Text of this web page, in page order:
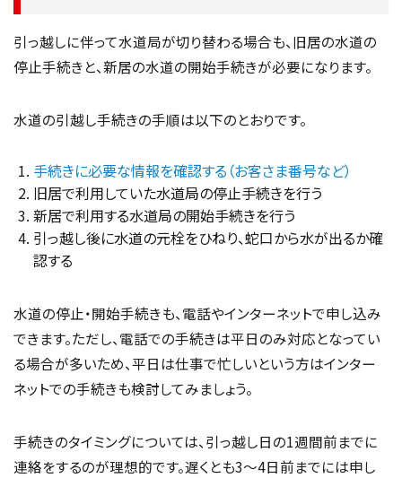
引っ越しに伴って水道局が切り替わる場合も、旧居の水道の
停止手続きと、新居の水道の開始手続きが必要になります。
水道の引越し手続きの手順は以下のとおりです。
手続きに必要な情報を確認する（お客さま番号など）
旧居で利用していた水道局の停止手続きを行う
新居で利用する水道局の開始手続きを行う
引っ越し後に水道の元栓をひねり、蛇口から水が出るか確
認する
水道の停止・開始手続きも、電話やインターネットで申し込み
できます。ただし、電話での手続きは平日のみ対応となってい
る場合が多いため、平日は仕事で忙しいという方はインター
ネットでの手続きも検討してみましょう。
手続きのタイミングについては、引っ越し日の1週間前までに
連絡をするのが理想的です。遅くとも3〜4日前までには申し